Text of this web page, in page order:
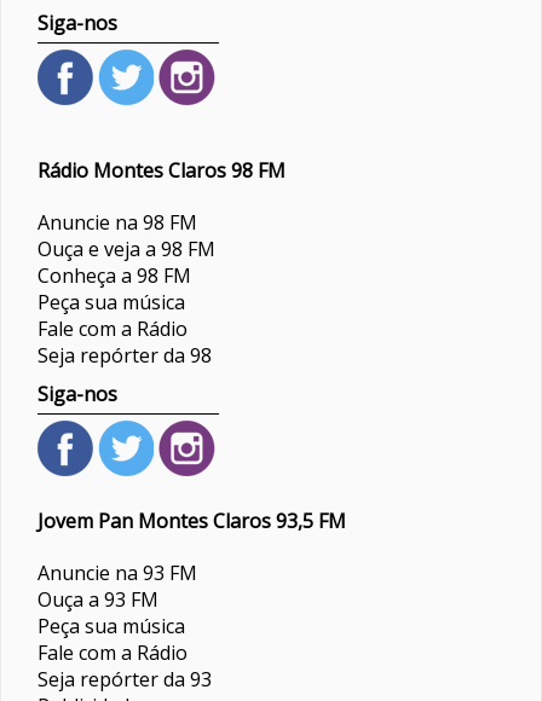
Siga-nos
Rádio Montes Claros 98 FM
Anuncie na 98 FM
Ouça e veja a 98 FM
Conheça a 98 FM
Peça sua música
Fale com a Rádio
Seja repórter da 98
Siga-nos
Jovem Pan Montes Claros 93,5 FM
Anuncie na 93 FM
Ouça a 93 FM
Peça sua música
Fale com a Rádio
Seja repórter da 93